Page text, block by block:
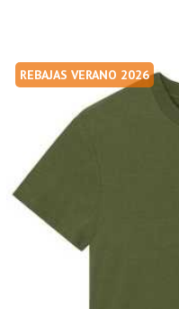
REBAJAS VERANO 2026